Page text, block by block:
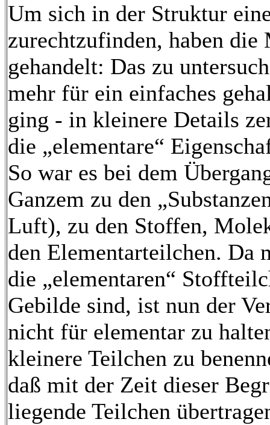
Um sich in der Struktur
zurechtzufinden, haben die
gehandelt: Das zu
mehr für ein einfaches
ging - in kleinere Details
die „elementare“
So war es bei dem
Ganzem zu den
Luft), zu den Stoffen,
den Elementarteilchen. Da
die „elementaren“
Gebilde sind, ist nun der
nicht für elementar zu
kleinere Teilchen zu
daß mit der Zeit dieser
liegende Teilchen